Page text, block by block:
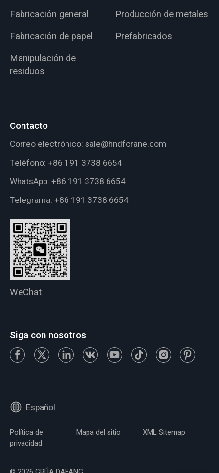
Fabricación general
Producción de metales
Fabricación de papel
Prefabricados
Manipulación de
residuos
Contacto
Correo electrónico: sale@hndfcrane.com
Teléfono: +86 191 3738 6654
WhatsApp: +86 191 3738 6654
Telegrama: +86 191 3738 6654
WeChat
Siga con nosotros
Español
Política de
privacidad
Mapa del sitio XML Sitemap